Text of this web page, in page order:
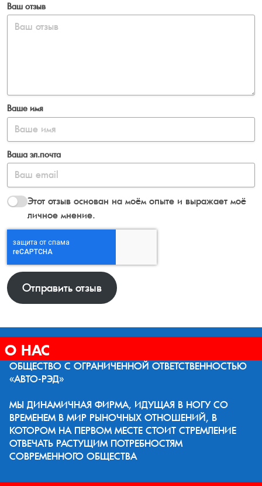
Ваш отзыв
Ваше имя
Ваша эл.почта
Этот отзыв основан на моём опыте и выражает моё
личное мнение.
Отправить отзыв
О НАС
ОБЩЕСТВО С ОГРАНИЧЕННОЙ ОТВЕТСТВЕННОСТЬЮ
«АВТО-РЭД»
МЫ ДИНАМИЧНАЯ ФИРМА, ИДУЩАЯ В НОГУ СО
ВРЕМЕНЕМ В МИР РЫНОЧНЫХ ОТНОШЕНИЙ, В
КОТОРОМ НА ПЕРВОМ МЕСТЕ СТОИТ СТРЕМЛЕНИЕ
ОТВЕЧАТЬ РАСТУЩИМ ПОТРЕБНОСТЯМ
СОВРЕМЕННОГО ОБЩЕСТВА